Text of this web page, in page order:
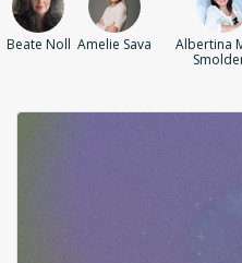
Beate Noll Amelie Sava
Albertina